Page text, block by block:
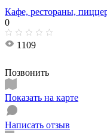
Кафе, рестораны,
0
1109
Позвонить
Показать на карте
Написать отзыв